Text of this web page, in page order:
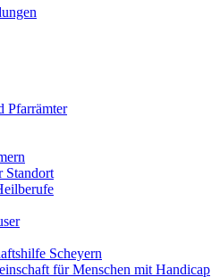
Pfarrämter
Standort
Scheyern
für Menschen mit Handicap